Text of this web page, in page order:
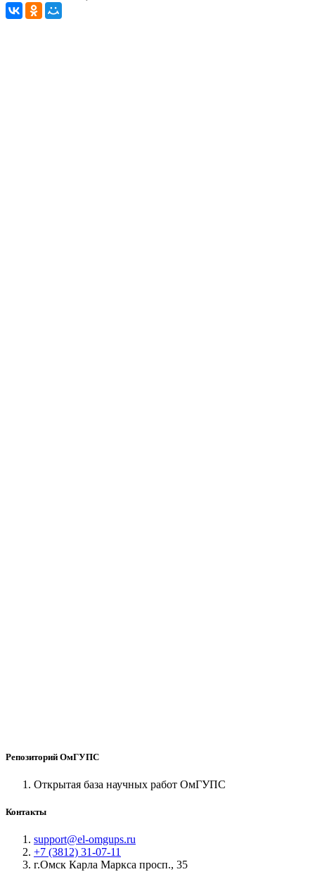
Репозиторий ОмГУПС
Открытая база научных работ ОмГУПС
Контакты
support@el-omgups.ru
+7 (3812) 31-07-11
г.Омск Карла Маркса просп., 35